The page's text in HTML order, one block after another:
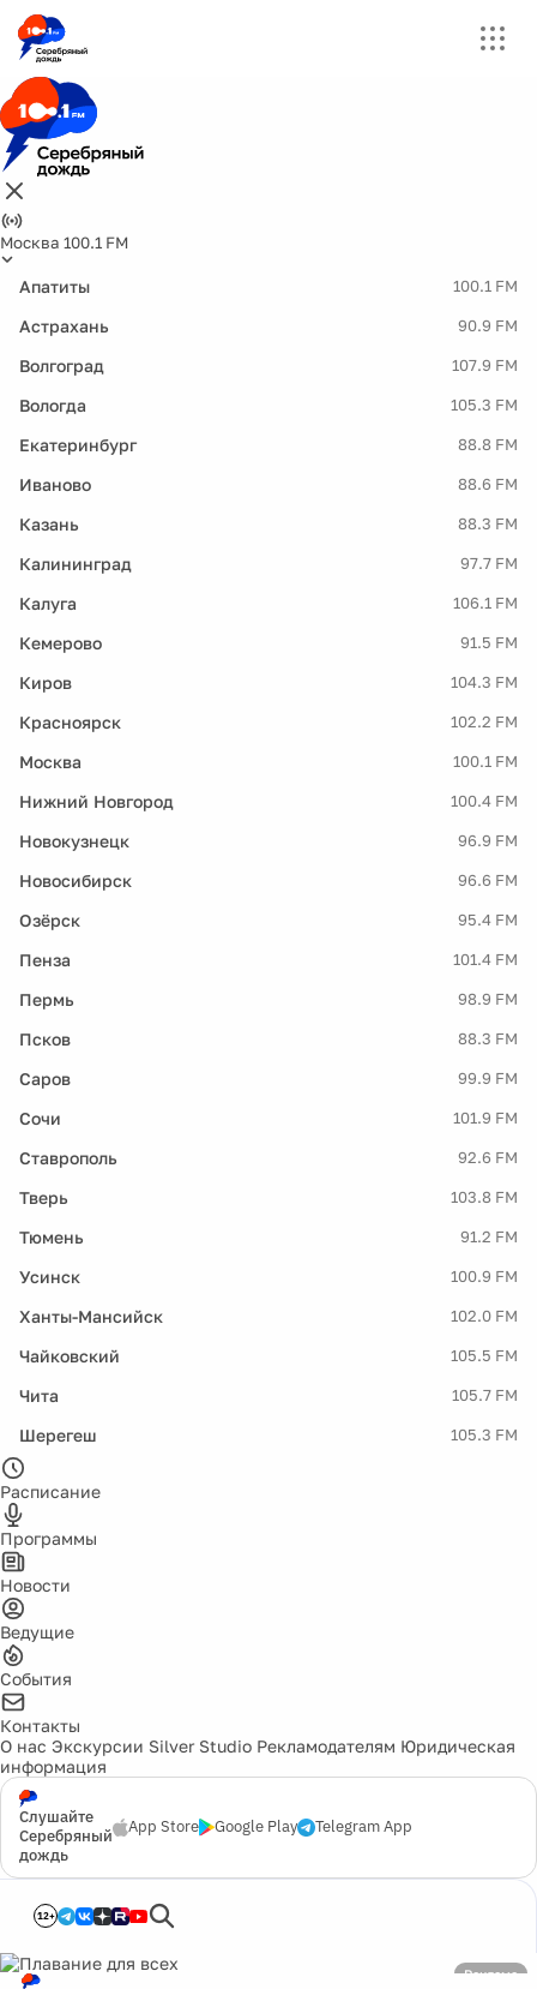
Москва 100.1 FM
Апатиты 100.1 FM
Астрахань 90.9 FM
Волгоград 107.9 FM
Вологда 105.3 FM
Екатеринбург 88.8 FM
Иваново 88.6 FM
Казань 88.3 FM
Калининград 97.7 FM
Калуга 106.1 FM
Кемерово 91.5 FM
Киров 104.3 FM
Красноярск 102.2 FM
Москва 100.1 FM
Нижний Новгород 100.4 FM
Новокузнецк 96.9 FM
Новосибирск 96.6 FM
Озёрск 95.4 FM
Пенза 101.4 FM
Пермь 98.9 FM
Псков 88.3 FM
Саров 99.9 FM
Сочи 101.9 FM
Ставрополь 92.6 FM
Тверь 103.8 FM
Тюмень 91.2 FM
Усинск 100.9 FM
Ханты-Мансийск 102.0 FM
Чайковский 105.5 FM
Чита 105.7 FM
Шерегеш 105.3 FM
Расписание
Программы
Новости
Ведущие
События
Контакты
О нас Экскурсии Silver Studio Рекламодателям Юридическая
информация
Слушайте
Серебряный
дождь
App Store Google Play Telegram App
12+